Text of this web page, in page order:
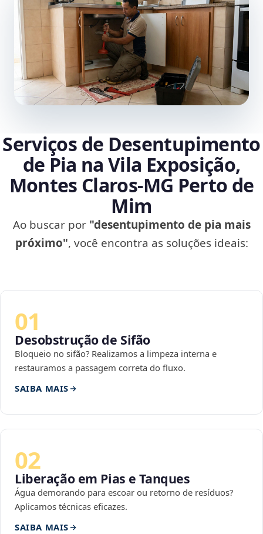
Serviços de Desentupimento
de Pia na Vila Exposição,
Montes Claros‑MG Perto de
Mim
Ao buscar por "desentupimento de pia mais
próximo", você encontra as soluções ideais:
01
Desobstrução de Sifão
Bloqueio no sifão? Realizamos a limpeza interna e
restauramos a passagem correta do fluxo.
SAIBA MAIS
02
Liberação em Pias e Tanques
Água demorando para escoar ou retorno de resíduos?
Aplicamos técnicas eficazes.
SAIBA MAIS